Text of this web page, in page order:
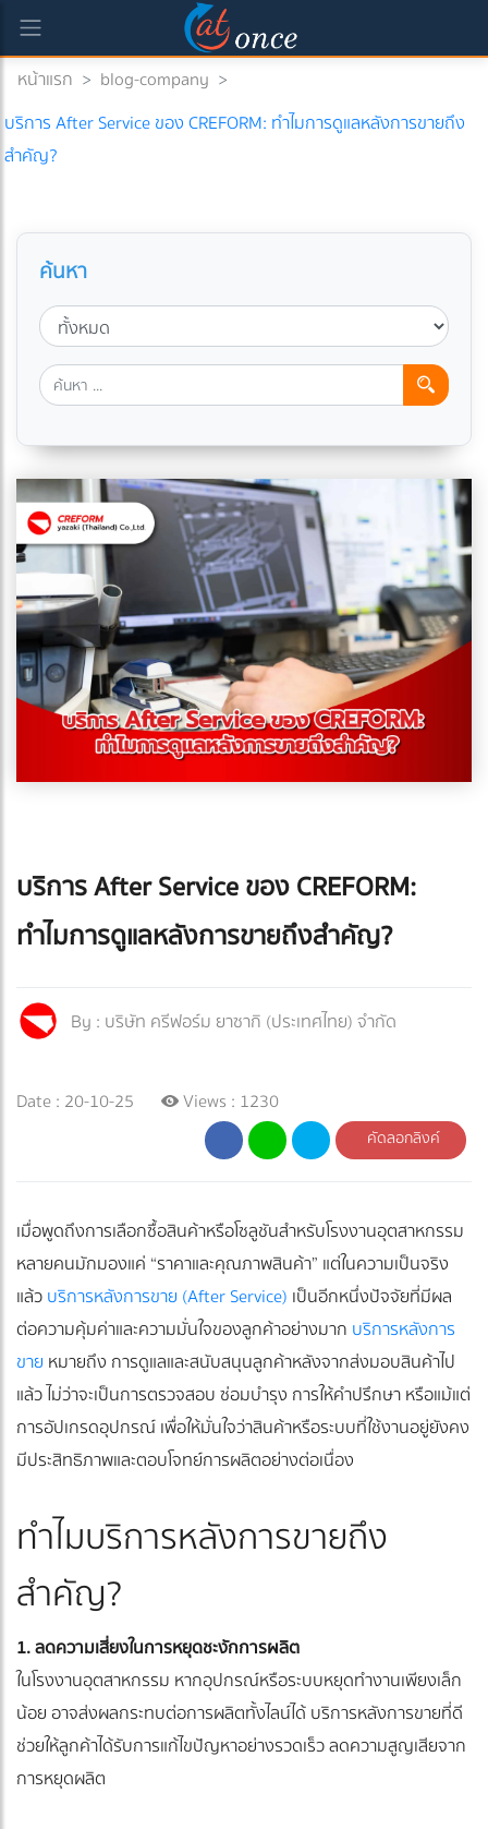
หน้าแรก > blog-company >
บริการ After Service ของ CREFORM: ทำไมการดูแลหลังการขายถึง
สำคัญ?
ค้นหา
บริการ After Service ของ CREFORM:
ทำไมการดูแลหลังการขายถึงสำคัญ?
By : บริษัท ครีฟอร์ม ยาซากิ (ประเทศไทย) จำกัด
Date : 20-10-25 Views : 1230
คัดลอกลิงค์
เมื่อพูดถึงการเลือกซื้อสินค้าหรือโซลูชันสำหรับโรงงานอุตสาหกรรม
หลายคนมักมองแค่ “ราคาและคุณภาพสินค้า” แต่ในความเป็นจริง
แล้วบริการหลังการขาย (After Service) เป็นอีกหนึ่งปัจจัยที่มีผล
ต่อความคุ้มค่าและความมั่นใจของลูกค้าอย่างมาก บริการหลังการ
ขาย หมายถึง การดูแลและสนับสนุนลูกค้าหลังจากส่งมอบสินค้าไป
แล้ว ไม่ว่าจะเป็นการตรวจสอบ ซ่อมบำรุง การให้คำปรึกษา หรือแม้แต่
การอัปเกรดอุปกรณ์ เพื่อให้มั่นใจว่าสินค้าหรือระบบที่ใช้งานอยู่ยังคง
มีประสิทธิภาพและตอบโจทย์การผลิตอย่างต่อเนื่อง
ทำไมบริการหลังการขายถึง
สำคัญ?
1. ลดความเสี่ยงในการหยุดชะงักการผลิต
ในโรงงานอุตสาหกรรม หากอุปกรณ์หรือระบบหยุดทำงานเพียงเล็ก
น้อย อาจส่งผลกระทบต่อการผลิตทั้งไลน์ได้ บริการหลังการขายที่ดี
ช่วยให้ลูกค้าได้รับการแก้ไขปัญหาอย่างรวดเร็ว ลดความสูญเสียจาก
การหยุดผลิต